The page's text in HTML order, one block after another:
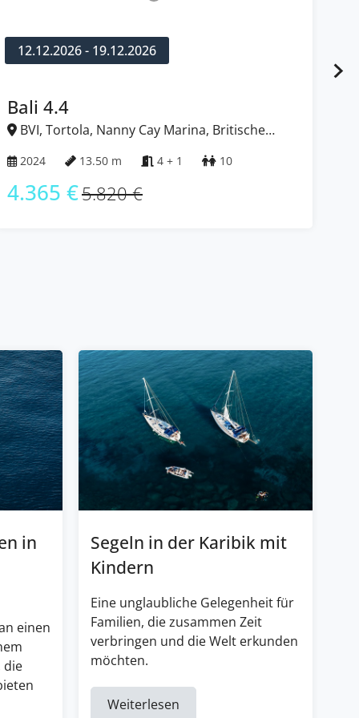
12.12.2026 - 19.12.2026
Bali 4.4
BVI, Tortola, Nanny Cay Marina, Britische
2024 13.50 m 4 + 1 10
4.365 €5.820 €
in
einen
die
Segeln in der Karibik mit
Kindern
Eine unglaubliche Gelegenheit für
Familien, die zusammen Zeit
verbringen und die Welt erkunden
möchten.
Weiterlesen